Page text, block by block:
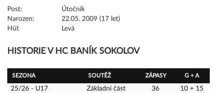
Post:
Útočník
Narozen:
22.05. 2009 (17 let)
Hůl:
Levá
HISTORIE V HC BANÍK SOKOLOV
SEZONA SOUTĚŽ ZÁPASY G + A
25/26 - U17 Základní část 36
10 + 15